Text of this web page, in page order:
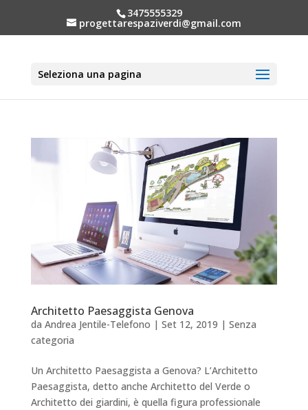
3475555329
progettarespaziverdi@gmail.com
Seleziona una pagina
Architetto Paesaggista Genova
da Andrea Jentile-Telefono | Set 12, 2019 | Senza
categoria
Un Architetto Paesaggista a Genova? L’Architetto
Paesaggista, detto anche Architetto del Verde o
Architetto dei giardini, è quella figura professionale